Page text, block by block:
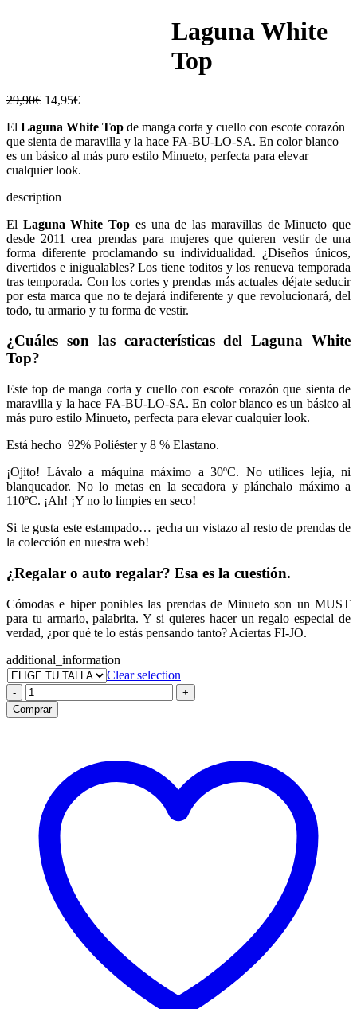
Laguna White
Top
29,90€ 14,95€
El Laguna White Top de manga corta y cuello con escote corazón
que sienta de maravilla y la hace FA-BU-LO-SA. En color blanco
es un básico al más puro estilo Minueto, perfecta para elevar
cualquier look.
description
El Laguna White Top es una de las maravillas de Minueto que
desde 2011 crea prendas para mujeres que quieren vestir de una
forma diferente proclamando su individualidad. ¿Diseños únicos,
divertidos e inigualables? Los tiene toditos y los renueva temporada
tras temporada. Con los cortes y prendas más actuales déjate seducir
por esta marca que no te dejará indiferente y que revolucionará, del
todo, tu armario y tu forma de vestir.
¿Cuáles son las características del Laguna White
Top?
Este top de manga corta y cuello con escote corazón que sienta de
maravilla y la hace FA-BU-LO-SA. En color blanco es un básico al
más puro estilo Minueto, perfecta para elevar cualquier look.
Está hecho 92% Poliéster y 8 % Elastano.
¡Ojito! Lávalo a máquina máximo a 30ºC. No utilices lejía, ni
blanqueador. No lo metas en la secadora y plánchalo máximo a
110ºC. ¡Ah! ¡Y no lo limpies en seco!
Si te gusta este estampado… ¡echa un vistazo al resto de prendas de
la colección en nuestra web!
¿Regalar o auto regalar? Esa es la cuestión.
Cómodas e hiper ponibles las prendas de Minueto son un MUST
para tu armario, palabrita. Y si quieres hacer un regalo especial de
verdad, ¿por qué te lo estás pensando tanto? Aciertas FI-JO.
additional_information
Clear selection
-
Laguna
White
Top
+
Comprar